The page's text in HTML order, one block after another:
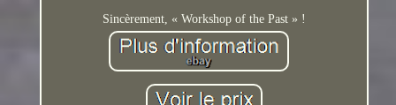
Sincèrement, « Workshop of the Past » !